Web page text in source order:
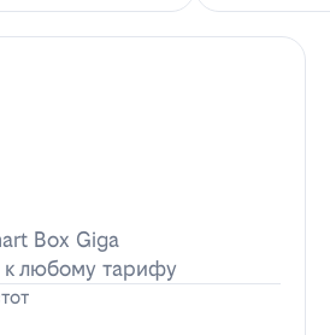
Box Giga
к любому тарифу